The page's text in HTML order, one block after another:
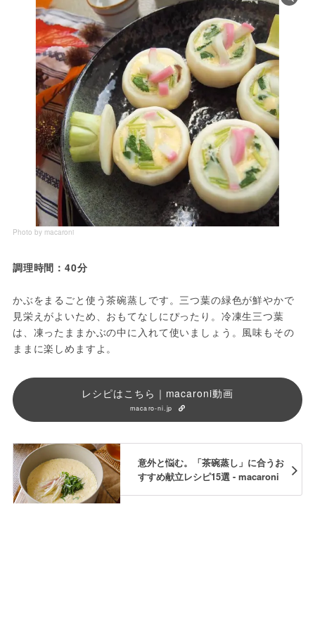
Photo by macaroni
調理時間：40分
かぶをまるごと使う茶碗蒸しです。三つ葉の緑色が鮮やかで
見栄えがよいため、おもてなしにぴったり。冷凍生三つ葉
は、凍ったままかぶの中に入れて使いましょう。風味もその
ままに楽しめますよ。
レシピはこちら｜macaroni動画
macaro-ni.jp
意外と悩む。「茶碗蒸し」に合うお
すすめ献立レシピ15選 - macaroni